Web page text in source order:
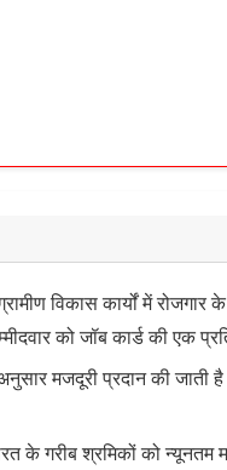
विकास कार्यों में
को जॉब कार्ड की एक
मजदूरी प्रदान की जाती
के गरीब श्रमिकों को न्यूनतम